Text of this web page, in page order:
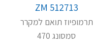
ZM 512713
תרמופיוז תואם למקרר
סמסונג 470